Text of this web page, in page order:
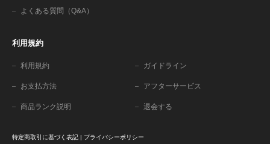
よくある質問（Q&A）
利用規約
利用規約 ガイドライン
お支払方法 アフターサービス
商品ランク説明 退会する
特定商取引に基づく表記 | プライバシーポリシー